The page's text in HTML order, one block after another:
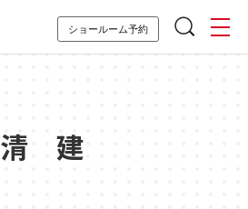
ショールーム予約
清 建